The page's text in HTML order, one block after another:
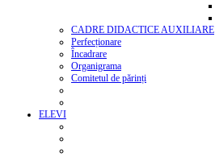
CADRE DIDACTICE AUXILIARE
Perfecționare
Încadrare
Organigrama
Comitetul de părinți
ELEVI